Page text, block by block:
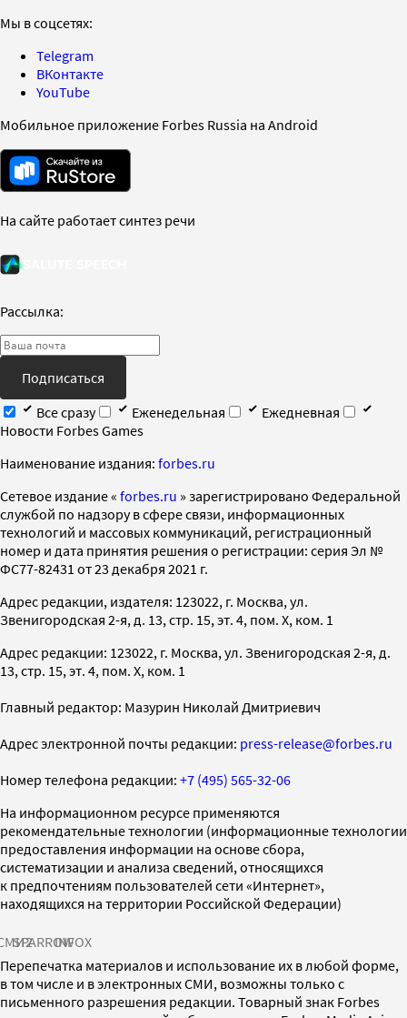
Мы в соцсетях:
Telegram
ВКонтакте
YouTube
Мобильное приложение Forbes Russia на Android
На сайте работает синтез речи
Рассылка:
Подписаться
Все сразу
Еженедельная
Ежедневная
Новости Forbes Games
Наименование издания: forbes.ru
Cетевое издание « forbes.ru » зарегистрировано Федеральной
службой по надзору в сфере связи, информационных
технологий и массовых коммуникаций, регистрационный
номер и дата принятия решения о регистрации: серия Эл №
ФС77-82431 от 23 декабря 2021 г.
Адрес редакции, издателя: 123022, г. Москва, ул.
Звенигородская 2-я, д. 13, стр. 15, эт. 4, пом. X, ком. 1
Адрес редакции: 123022, г. Москва, ул. Звенигородская 2-я, д.
13, стр. 15, эт. 4, пом. X, ком. 1
Главный редактор: Мазурин Николай Дмитриевич
Адрес электронной почты редакции: press-release@forbes.ru
Номер телефона редакции: +7 (495) 565-32-06
На информационном ресурсе применяются
рекомендательные технологии (информационные технологии
предоставления информации на основе сбора,
систематизации и анализа сведений, относящихся
к предпочтениям пользователей сети «Интернет»,
находящихся на территории Российской Федерации)
SPARROWINFOX
Перепечатка материалов и использование их в любой форме,
в том числе и в электронных СМИ, возможны только с
письменного разрешения редакции. Товарный знак Forbes